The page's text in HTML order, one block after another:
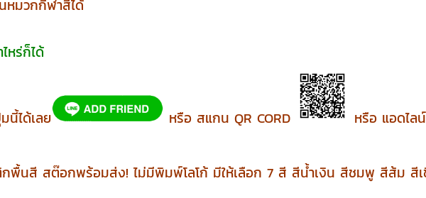
หมวกกีฬาสีได้
หร่ก็ได้
นี้ได้เลย หรือ สแกน QR CORD
หรือ แอดไล
พื้นสี สต๊อกพร้อมส่ง! ไม่มีพิมพ์โลโก้ มีให้เลือก 7 สี สีน้ำเงิน สีชมพู สีส้ม สีเ